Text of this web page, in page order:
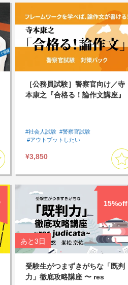
［公務員試験］警察官向け／寺
本康之『合格る！論作文講座』
#社会人試験 #警察官試験
#アウトプットしたい
#Tips
¥3,850
受験生がつまずきがちな「既判
力」徹底攻略講座 〜 res
15%off
あと3日